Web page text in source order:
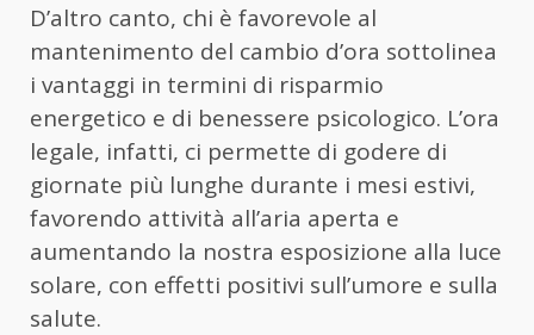
D’altro canto, chi è favorevole al
mantenimento del cambio d’ora sottolinea
i vantaggi in termini di risparmio
energetico e di benessere psicologico. L’ora
legale, infatti, ci permette di godere di
giornate più lunghe durante i mesi estivi,
favorendo attività all’aria aperta e
aumentando la nostra esposizione alla luce
solare, con effetti positivi sull’umore e sulla
salute.